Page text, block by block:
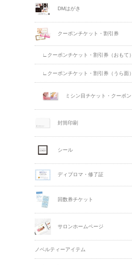
DMはがき
クーポンチケット・割引券
∟クーポンチケット・割引券（おもて）
∟クーポンチケット・割引券（うら面）
ミシン目チケット・クーポン
封筒印刷
シール
ディプロマ・修了証
回数券チケット
サロンホームページ
ノベルティーアイテム